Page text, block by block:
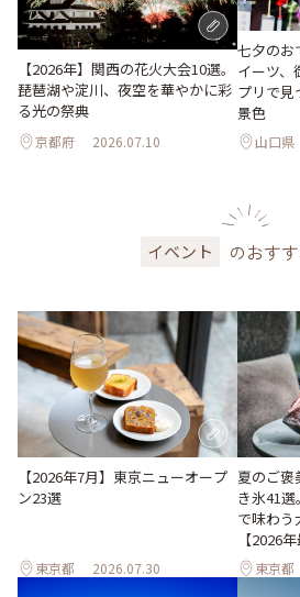
【2026年】関西の花火大会10選。
琵琶湖や淀川、夜空を華やかに彩
る光の祭典
京都府 2026.07.10
七夕の
イーツ、
プリで見
景色
山口県
イベント のおす
【2026年7月】東京ニューオープ
ン23選
東京都 2026.07.30
夏のご
き氷41
で味わう
【2026年
東京都